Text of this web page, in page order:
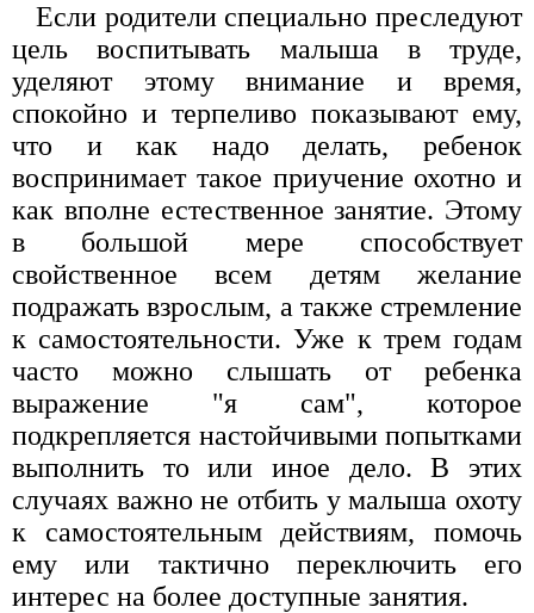
Если родители специально преследуют
цель воспитывать малыша в труде,
уделяют этому внимание и время,
спокойно и терпеливо показывают ему,
что и как надо делать, ребенок
воспринимает такое приучение охотно и
как вполне естественное занятие. Этому
в большой мере способствует
свойственное всем детям желание
подражать взрослым, а также стремление
к самостоятельности. Уже к трем годам
часто можно слышать от ребенка
выражение "я сам", которое
подкрепляется настойчивыми попытками
выполнить то или иное дело. В этих
случаях важно не отбить у малыша охоту
к самостоятельным действиям, помочь
ему или тактично переключить его
интерес на более доступные занятия.